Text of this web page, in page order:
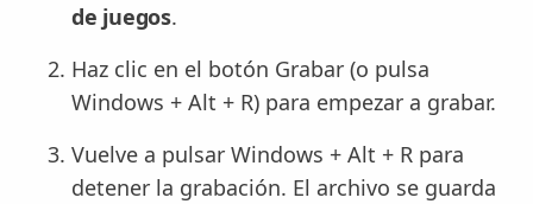
de juegos.
Haz clic en el botón Grabar (o pulsa
Windows + Alt + R) para empezar a grabar.
Vuelve a pulsar Windows + Alt + R para
detener la grabación. El archivo se guarda